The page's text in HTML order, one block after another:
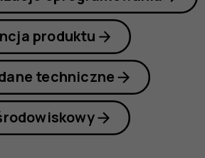
produktu
techniczne